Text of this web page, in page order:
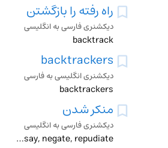
راه رفته را بازگشتن
دیکشنری فارسی به انگلیسی
backtrack
backtrackers
دیکشنری انگلیسی به فارسی
backtrackers
منکر شدن
دیکشنری فارسی به انگلیسی
abjure, backtrack, contest, controvert, deny, gainsay, negate, repudiate